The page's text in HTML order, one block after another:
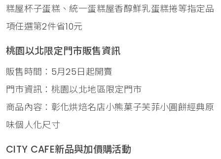
糕屋杯子蛋糕、統一蛋糕屋香醇鮮乳蛋糕捲等指定品
項任選第2件省10元
桃園以北限定門市販售資訊
販售時間：5月25日起開賣
門市資訊：桃園以北地區限定門市
商品內容：彰化烘焙名店小熊菓子芙菲小圓餅經典原
味個人化尺寸
CITY CAFE新品與加價購活動